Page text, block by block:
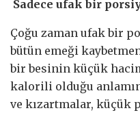
Sadece ufak bir
Çoğu zaman ufak bir
bütün emeği
bir besinin küçük
kalorili olduğu
ve kızartmalar, küçük